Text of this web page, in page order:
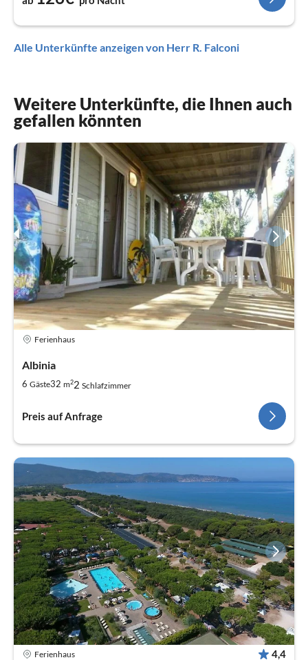
Alle Unterkünfte anzeigen von Herr R. Falconi
Weitere Unterkünfte, die Ihnen auch
gefallen könnten
Ferienhaus
Albinia
6 Gäste32 m22 Schlafzimmer
Preis auf Anfrage
Ferienhaus 4,4